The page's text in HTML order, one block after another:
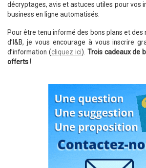
décryptages, avis et astuces utiles pour vos
business en ligne automatisés.
Pour être tenu informé des bons plans et des
d’I&B, je vous encourage à vous inscrire
d’information (cliquez ici). Trois cadeaux de
offerts !